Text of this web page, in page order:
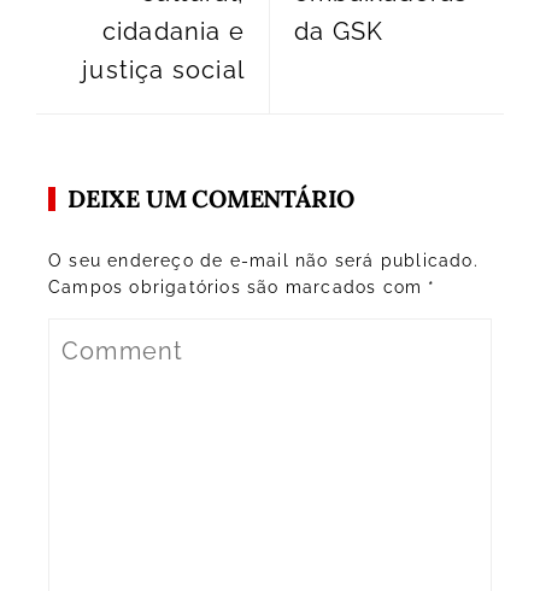
cidadania e
justiça social
da GSK
DEIXE UM COMENTÁRIO
O seu endereço de e-mail não será publicado.
Campos obrigatórios são marcados com *